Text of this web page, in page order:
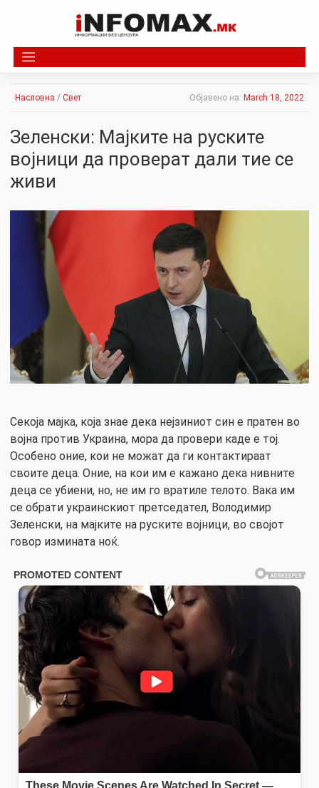
Насловна / Свет Објавено на: March 18, 2022
Зеленски: Мајките на руските
војници да проверат дали тие се
живи
Секоја мајка, која знае дека нејзиниот син е пратен во
војна против Украина, мора да провери каде е тој.
Особено оние, кои не можат да ги контактираат
своите деца. Оние, на кои им е кажано дека нивните
деца се убиени, но, не им го вратиле телото. Вака им
се обрати украинскиот претседател, Володимир
Зеленски, на мајките на руските војници, во својот
говор измината ноќ.